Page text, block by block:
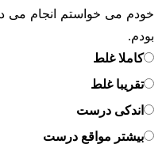
خودم می خواستم انجام می
بودم.
کاملا غلط
تقریبا غلط
اندکی درست
بیشتر مواقع درست